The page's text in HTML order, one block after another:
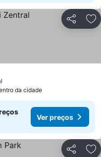
Partilhar
da cidade
Ver preços
Partilhar